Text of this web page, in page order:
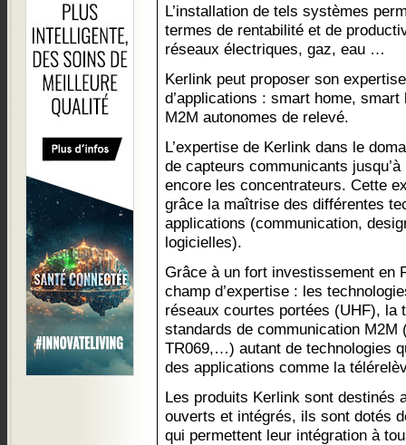
L’installation de tels systèmes
termes de rentabilité et de
réseaux électriques, gaz, eau …
Kerlink peut proposer son
d’applications : smart home,
M2M autonomes de relevé.
L’expertise de Kerlink dans le
de capteurs communicants
encore les concentrateurs. Cette
grâce la maîtrise des différentes
applications (communication,
logicielles).
Grâce à un fort investissement en
champ d’expertise : les
réseaux courtes portées (UHF), la
standards de communication M2M
TR069,…) autant de technologies
des applications comme la
Les produits Kerlink sont destinés
ouverts et intégrés, ils sont dotés
qui permettent leur intégration à